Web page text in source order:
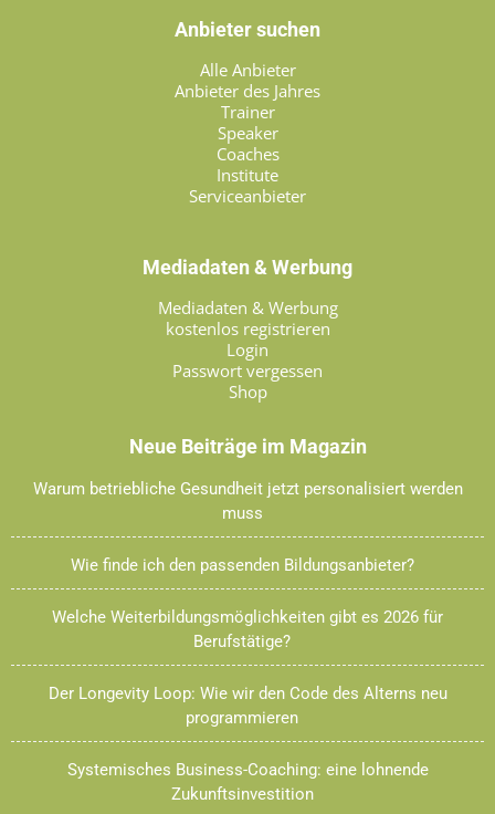
Anbieter suchen
Alle Anbieter
Anbieter des Jahres
Trainer
Speaker
Coaches
Institute
Serviceanbieter
Mediadaten & Werbung
Mediadaten & Werbung
kostenlos registrieren
Login
Passwort vergessen
Shop
Neue Beiträge im Magazin
Warum betriebliche Gesundheit jetzt personalisiert werden
muss
Wie finde ich den passenden Bildungsanbieter?
Welche Weiterbildungsmöglichkeiten gibt es 2026 für
Berufstätige?
Der Longevity Loop: Wie wir den Code des Alterns neu
programmieren
Systemisches Business-Coaching: eine lohnende
Zukunftsinvestition